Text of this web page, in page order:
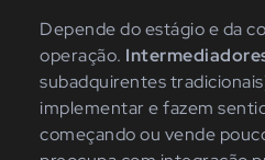
Depende do estágio e da
operação.
subadquirentes
implementar e fazem
começando ou vende